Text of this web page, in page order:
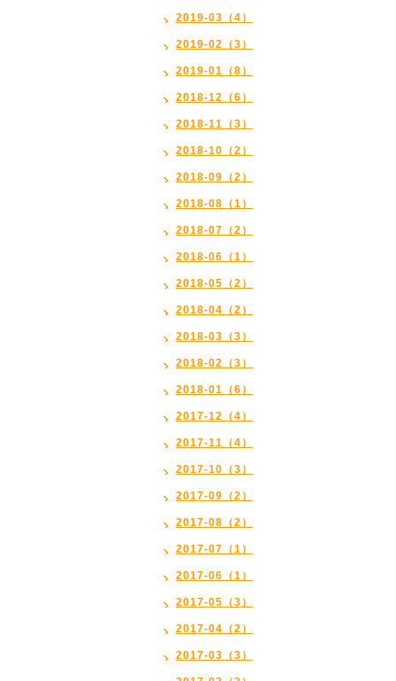
2019-03（4）
2019-02（3）
2019-01（8）
2018-12（6）
2018-11（3）
2018-10（2）
2018-09（2）
2018-08（1）
2018-07（2）
2018-06（1）
2018-05（2）
2018-04（2）
2018-03（3）
2018-02（3）
2018-01（6）
2017-12（4）
2017-11（4）
2017-10（3）
2017-09（2）
2017-08（2）
2017-07（1）
2017-06（1）
2017-05（3）
2017-04（2）
2017-03（3）